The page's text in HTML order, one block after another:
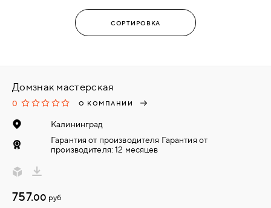
Домзнак мастерская
0 О КОМПАНИИ
Калининград
Гарантия от производителя Гарантия от
производителя: 12 месяцев
757.00 руб